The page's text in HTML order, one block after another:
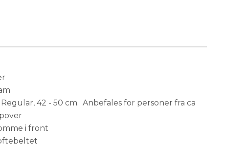
42 - 50 cm. Anbefales for personer fra ca
i front